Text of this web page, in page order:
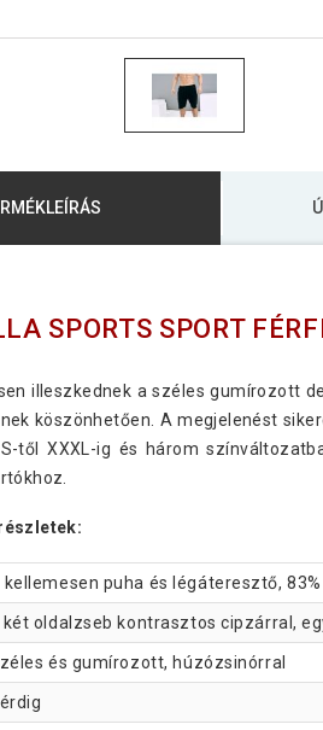
SPORTS SPORT
illeszkednek a széles gumírozott
köszönhetően. A megjelenést
től XXXL-ig és három
kellemesen puha és légáteresztő,
két oldalzseb kontrasztos cipzárral,
és gumírozott, húzózsinórral